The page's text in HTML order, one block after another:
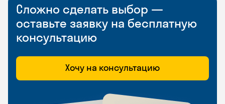
Сложно сделать выбор —
оставьте заявку на бесплатную
консультацию
Хочу на консультацию